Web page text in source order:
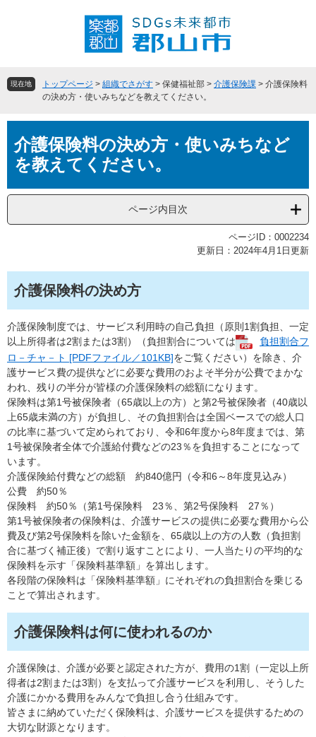
頭
飛現在地 トップページ > 組織でさがす > 保健福祉部 > 介護保険課 > 介護保険料
の決め方・使いみちなどを教えてください。
文介護保険料の決め方・使いみちなど
を教えてください。
ページ内目次
ページID：0002234
更新日：2024年4月1日更新
介護保険料の決め方
介護保険制度では、サービス利用時の自己負担（原則1割負担、一定
以上所得者は2割または3割）（負担割合については
負担割合フ
ロ－チャ－ト [PDFファイル／101KB]をご覧ください）を除き、介
護サービス費の提供などに必要な費用のおよそ半分が公費でまかな
われ、残りの半分が皆様の介護保険料の総額になります。
保険料は第1号被保険者（65歳以上の方）と第2号被保険者（40歳以
上65歳未満の方）が負担し、その負担割合は全国ベースでの総人口
の比率に基づいて定められており、令和6年度から8年度までは、第
1号被保険者全体で介護給付費などの23％を負担することになって
います。
介護保険給付費などの総額 約840億円（令和6～8年度見込み）
公費 約50％
保険料 約50％（第1号保険料 23％、第2号保険料 27％）
第1号被保険者の保険料は、介護サービスの提供に必要な費用から公
費及び第2号保険料を除いた金額を、65歳以上の方の人数（負担割
合に基づく補正後）で割り返すことにより、一人当たりの平均的な
保険料を示す「保険料基準額」を算出します。
各段階の保険料は「保険料基準額」にそれぞれの負担割合を乗じる
ことで算出されます。
介護保険料は何に使われるのか
介護保険は、介護が必要と認定された方が、費用の1割（一定以上所
得者は2割または3割）を支払って介護サービスを利用し、そうした
介護にかかる費用をみんなで負担し合う仕組みです。
皆さまに納めていただく保険料は、介護サービスを提供するための
大切な財源となります。